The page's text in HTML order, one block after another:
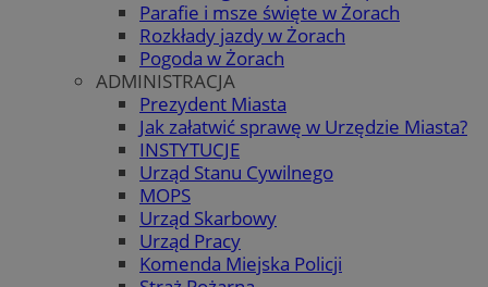
Parafie i msze święte w Żorach
Rozkłady jazdy w Żorach
Pogoda w Żorach
ADMINISTRACJA
Prezydent Miasta
Jak załatwić sprawę w Urzędzie Miasta?
INSTYTUCJE
Urząd Stanu Cywilnego
MOPS
Urząd Skarbowy
Urząd Pracy
Komenda Miejska Policji